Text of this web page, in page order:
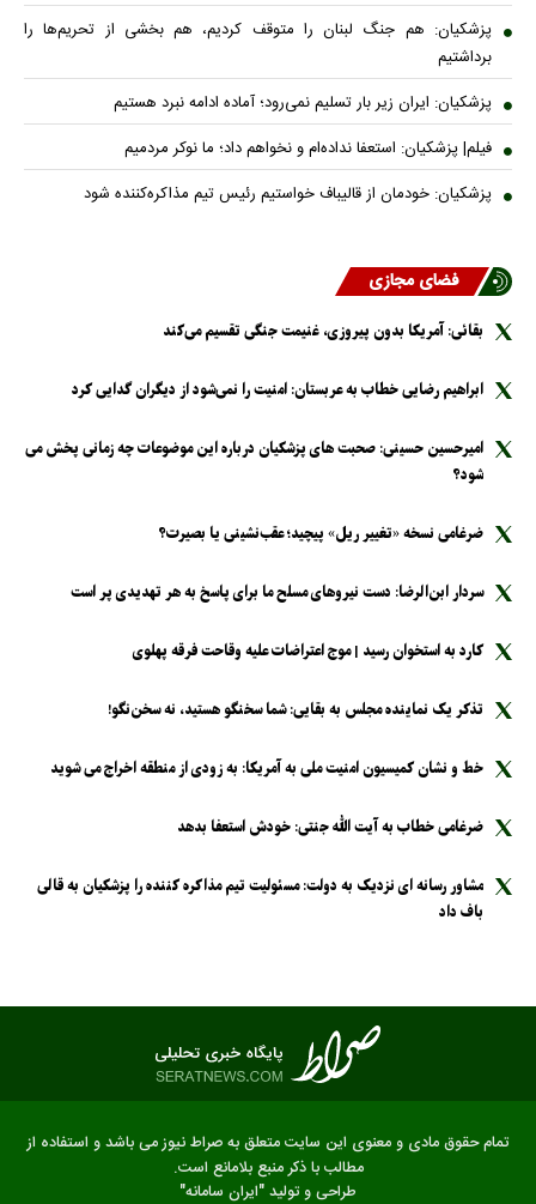
پزشکیان: هم جنگ لبنان را متوقف کردیم، هم بخشی از تحریم‌ها را
برداشتیم
پزشکیان: ایران زیر بار تسلیم نمی‌رود؛ آماده ادامه نبرد هستیم
فیلم| پزشکیان: استعفا نداده‌ام و نخواهم داد؛ ما نوکر مردمیم
پزشکیان: خودمان از قالیباف خواستیم رئیس تیم مذاکره‌کننده شود
فضای مجازی
بقائی: آمریکا بدون پیروزی، غنیمت جنگی تقسیم می‌کند
ابراهیم رضایی خطاب به عربستان: امنیت را نمی‌شود از دیگران گدایی کرد
امیرحسین حسینی: صحبت های پزشکیان درباره این موضوعات چه زمانی پخش می
شود؟
ضرغامی نسخه «تغییر ریل» پیچید؛ عقب‌نشینی یا بصیرت؟
سردار ابن‌الرضا: دست نیرو‌های مسلح ما برای پاسخ به هر تهدیدی پر است
کارد به استخوان رسید | موج اعتراضات علیه وقاحت فرقه پهلوی
تذکر یک نماینده مجلس به بقایی: شما سخنگو هستید، نه سخن‌نگو!
خط و نشان کمیسیون امنیت ملی به آمریکا: به زودی از منطقه اخراج می شوید
ضرغامی خطاب به آیت الله جنتی: خودش استعفا بدهد
مشاور رسانه ای نزدیک به دولت: مسئولیت تیم مذاکره کننده را پزشکیان به قالی
باف داد
تمام حقوق مادی و معنوی این سایت متعلق به صراط نیوز می باشد و استفاده از
مطالب با ذکر منبع بلامانع است.
طراحی و تولید"ایران سامانه"